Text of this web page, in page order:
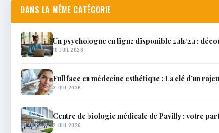
DANS LA MÊME CATÉGORIE
Un psychologue en ligne disponible 24h/24 :
10 JUIL 2026
Full face en médecine esthétique : La clé d’un
3 JUIL 2026
Centre de biologie médicale de Pavilly : votre
2 JUIL 2026